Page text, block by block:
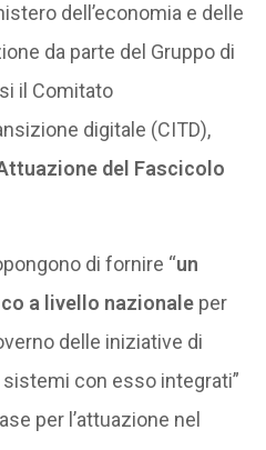
dell’economia e delle
da parte del Gruppo di
il Comitato
digitale (CITD),
del Fascicolo
di fornire “un
a livello nazionaleper
delle iniziative di
con esso integrati”
per l’attuazione nel